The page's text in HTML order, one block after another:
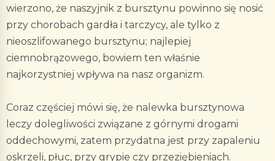
wierzono, że naszyjnik z bursztynu powinno się nosić
przy chorobach gardła i tarczycy, ale tylko z
nieoszlifowanego bursztynu; najlepiej
ciemnobrązowego, bowiem ten właśnie
najkorzystniej wpływa na nasz organizm.
Coraz częściej mówi się, że nalewka bursztynowa
leczy dolegliwości związane z górnymi drogami
oddechowymi, zatem przydatna jest przy zapaleniu
oskrzeli, płuc, przy grypie czy przeziębieniach.